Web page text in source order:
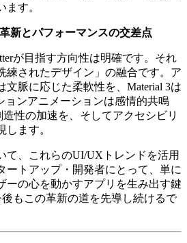
ます。
新とパフォーマンスの交差点
が目指す方向性は明確です。それ
練されたデザイン」の融合です。ア
文脈に応じた柔軟性を、Material 3は
ョンアニメーションは感情的共鳴
造性の加速を、そしてアクセシビリ
します。
て、これらのUI/UXトレンドを活用
ートアップ・開発者にとって、単に
ーの心を動かすアプリを生み出す鍵
後もこの革新の道を先導し続けるで